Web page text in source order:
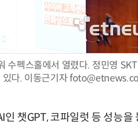
펙스홀에서 열렸다. 정민영 SKT
있다. 이동근기자
챗GPT, 코파일럿 등 성능을